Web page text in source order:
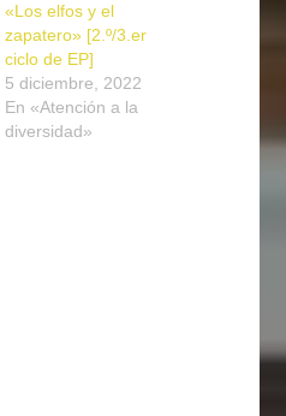
«Los elfos y el
zapatero» [2.º/3.er
ciclo de EP]
5 diciembre, 2022
En «Atención a la
diversidad»